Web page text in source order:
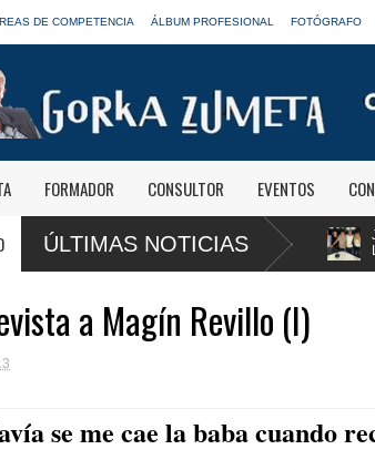
DE COMPETENCIA ÁLBUM PROFESIONAL FOTÓGRAFO
FORMADOR CONSULTOR EVENTOS
ÚLTIMAS NOTICIAS
mereció
José Antonio Abellán, Juanma
LOS40
a Magín Revillo (I)
se me cae la baba cuando